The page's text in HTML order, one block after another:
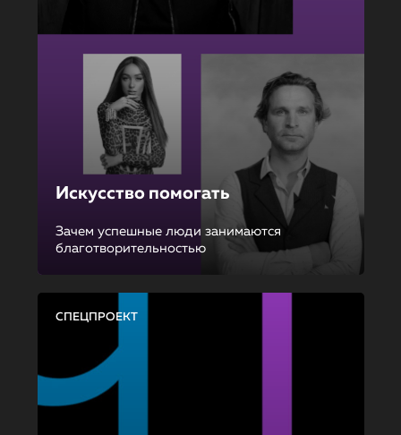
Искусство помогать
Зачем успешные люди занимаются
благотворительностью
СПЕЦПРОЕКТ